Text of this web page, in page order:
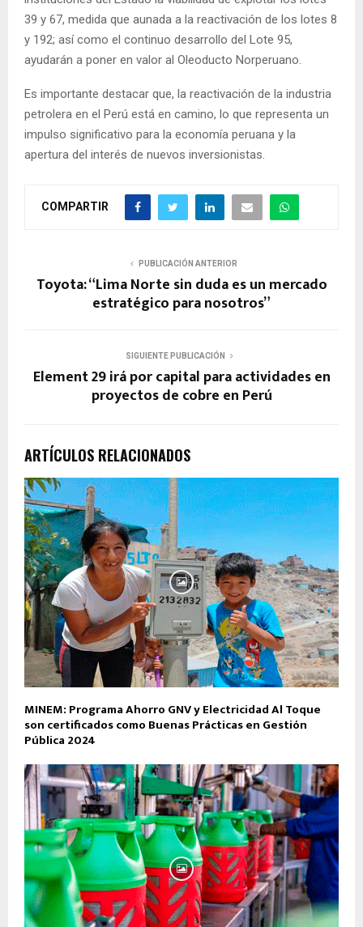
39 y 67, medida que aunada a la reactivación de los lotes 8
y 192; así como el continuo desarrollo del Lote 95,
ayudarán a poner en valor al Oleoducto Norperuano.
Es importante destacar que, la reactivación de la industria
petrolera en el Perú está en camino, lo que representa un
impulso significativo para la economía peruana y la
apertura del interés de nuevos inversionistas.
COMPARTIR
PUBLICACIÓN ANTERIOR
Toyota: “Lima Norte sin duda es un mercado
estratégico para nosotros”
SIGUIENTE PUBLICACIÓN
Element 29 irá por capital para actividades en
proyectos de cobre en Perú
ARTÍCULOS RELACIONADOS
MINEM: Programa Ahorro GNV y Electricidad Al Toque
son certificados como Buenas Prácticas en Gestión
Pública 2024